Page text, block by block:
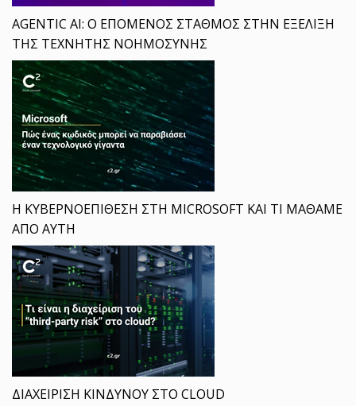
AGENTIC AI: Ο ΕΠΟΜΕΝΟΣ ΣΤΑΘΜΟΣ ΣΤΗΝ ΕΞΕΛΙΞΗ
ΤΗΣ ΤΕΧΝΗΤΗΣ ΝΟΗΜΟΣΥΝΗΣ
Η ΚΥΒΕΡΝΟΕΠΙΘΕΣΗ ΣΤΗ MICROSOFT ΚΑΙ ΤΙ ΜΑΘΑΜΕ
ΑΠΟ ΑΥΤΗ
ΔΙΑΧΕΙΡΙΣΗ ΚΙΝΔΥΝΟΥ ΣΤΟ CLOUD